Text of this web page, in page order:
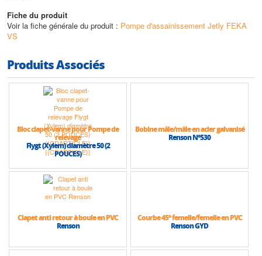
Fiche du produit
Voir la fiche générale du produit : Pompe d'assainissement Jetly FEKA
VS
Produits Associés
Bloc clapet-vanne pour Pompe de
relevage
Flygt (Xylem) diamètre 50 (2
POUCES)
Bobine mâle/mâle en acier galvanisé
Renson N°530
Clapet anti retour à boule en PVC
Renson
Courbe 45° femelle/femelle en PVC
Renson GYD